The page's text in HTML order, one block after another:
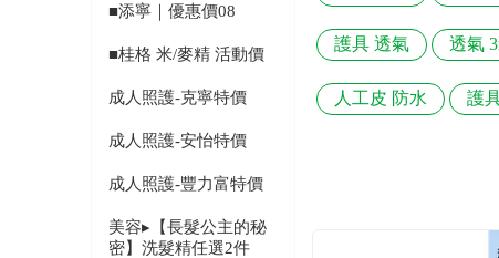
■添寧｜優惠價08
■桂格 米/麥精 活動價
成人照護-克寧特價
成人照護-安怡特價
成人照護-豐力富特價
美容▸【長髮公主的秘
密】洗髮精任選2件
護具 透氣 透氣
人工皮 防水 護